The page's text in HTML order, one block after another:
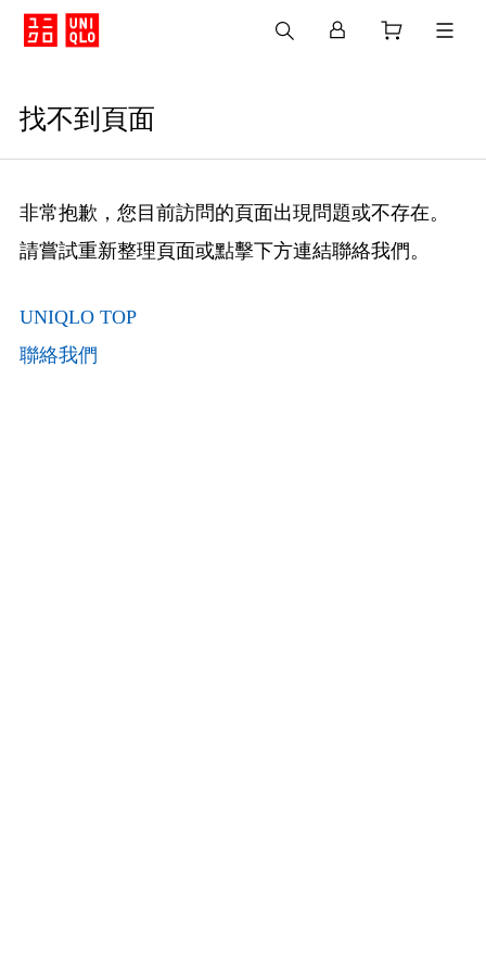
找不到頁面
非常抱歉，您目前訪問的頁面出現問題或不存在。
請嘗試重新整理頁面或點擊下方連結聯絡我們。
UNIQLO TOP
聯絡我們